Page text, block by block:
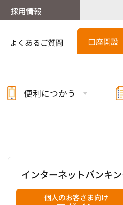
採用情報
よくあるご質問 口座開設
便利につかう
インターネットバンキ
個人のお客さま向け